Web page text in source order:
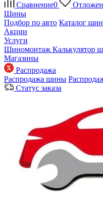
Сравнение0
Шины
Подбор по авто Каталог шин
Акции
Услуги
Шиномонтаж Калькулятор
Магазины
Распродажа
Распродажа шины
Статус заказа